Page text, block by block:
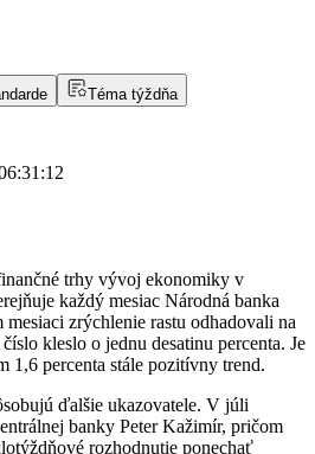
Téma týždňa
trhy vývoj ekonomiky v
každý mesiac Národná banka
zrýchlenie rastu odhadovali na
kleslo o jednu desatinu percenta. Je
1,6 percenta stále pozitívny trend.
ďalšie ukazovatele. V júli
banky Peter Kažimír, pričom
rozhodnutie ponechať